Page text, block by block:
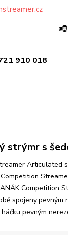
910 018
strýmr s
Articulated
Competition
spojeny pevným
háčku pevným